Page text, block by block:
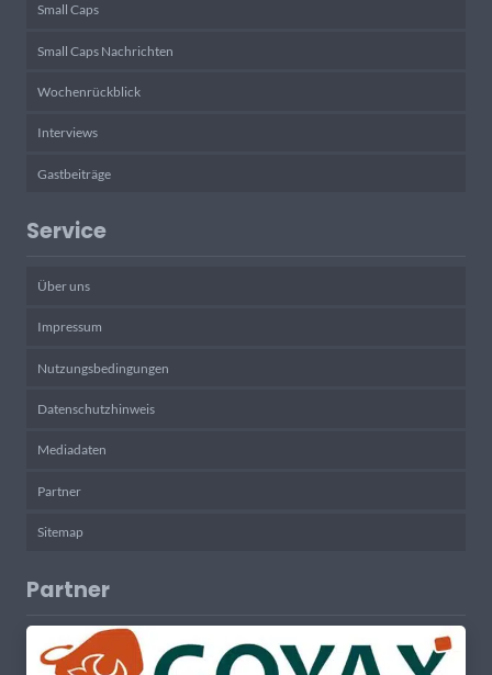
Small Caps
Small Caps Nachrichten
Wochenrückblick
Interviews
Gastbeiträge
Service
Über uns
Impressum
Nutzungsbedingungen
Datenschutzhinweis
Mediadaten
Partner
Sitemap
Partner